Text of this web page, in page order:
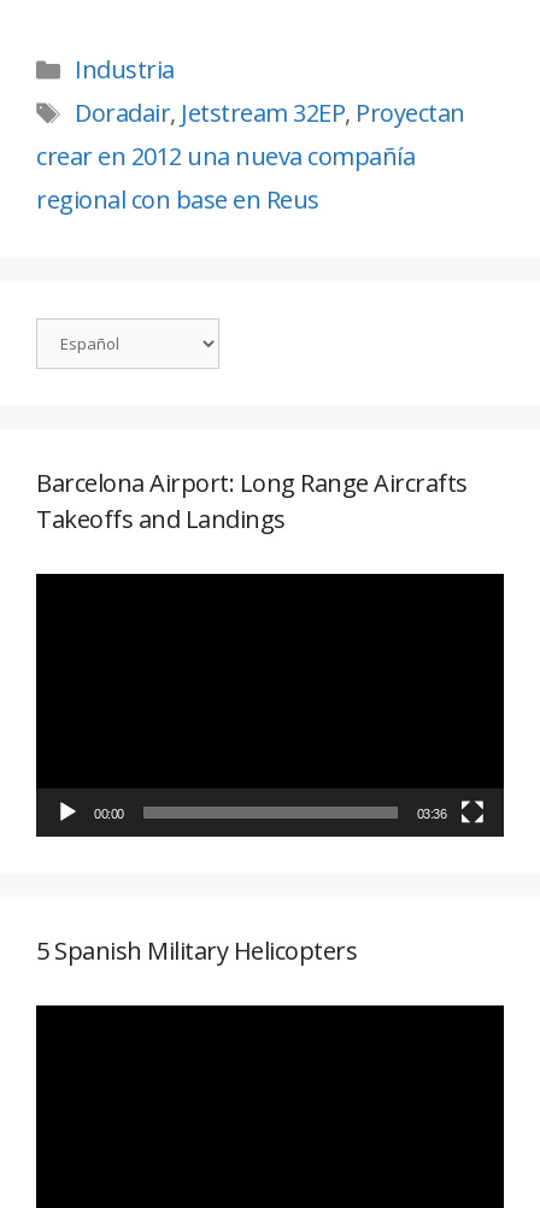
Industria
Doradair, Jetstream 32EP, Proyectan
crear en 2012 una nueva compañía
regional con base en Reus
Barcelona Airport: Long Range Aircrafts
Takeoffs and Landings
00:00 03:36
5 Spanish Military Helicopters